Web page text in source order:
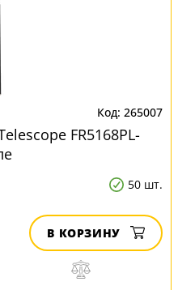
265007
FR5168PL-
50 шт.
В КОРЗИНУ